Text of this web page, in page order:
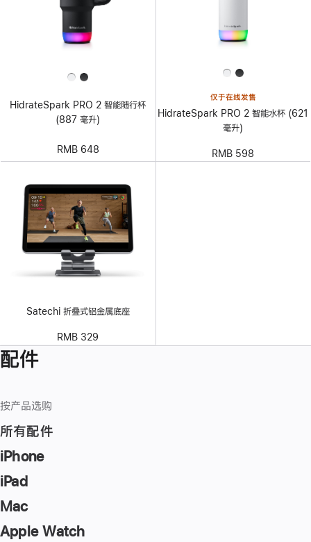
HidrateSpark PRO 2 智能随行杯
(887 毫升)
RMB 648
仅于在线发售
HidrateSpark PRO 2 智能水杯 (621
毫升)
RMB 598
Satechi 折叠式铝金属底座
RMB 329
配件
按产品选购
所有配件
iPhone
iPad
Mac
Apple Watch